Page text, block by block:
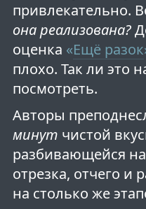
привлекательно.
она реализована?
оценка «Ещё разок
плохо. Так ли это
посмотреть.
Авторы
минут чистой
разбивающейся на
отрезка, отчего и
на столько же